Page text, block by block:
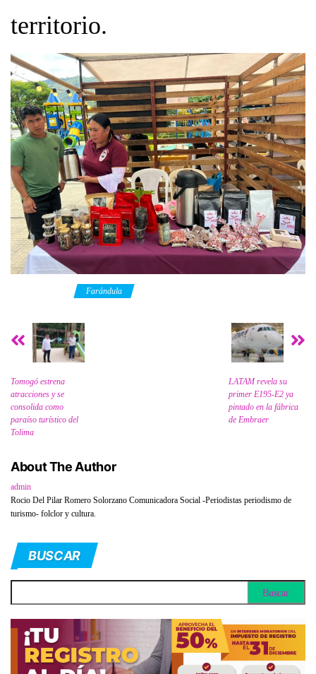
territorio.
Farándula
Tomogó estrena
atracciones y se
consolida como
paraíso turístico del
Tolima
LATAM revela su
primer E195-E2 ya
pintado en la fábrica
de Embraer
About The Author
admin
Rocio Del Pilar Romero Solorzano Comunicadora Social -Periodistas periodismo de
turismo- folclor y cultura.
BUSCAR